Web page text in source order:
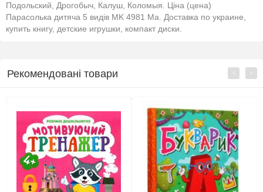
Подольский, Дрогобыч, Калуш, Коломыя. Ціна (цена)
Парасолька дитяча 5 видів MK 4981 Ма. Доставка по украине,
купить книгу, детские игрушки, компакт диски.
Рекомендовані товари